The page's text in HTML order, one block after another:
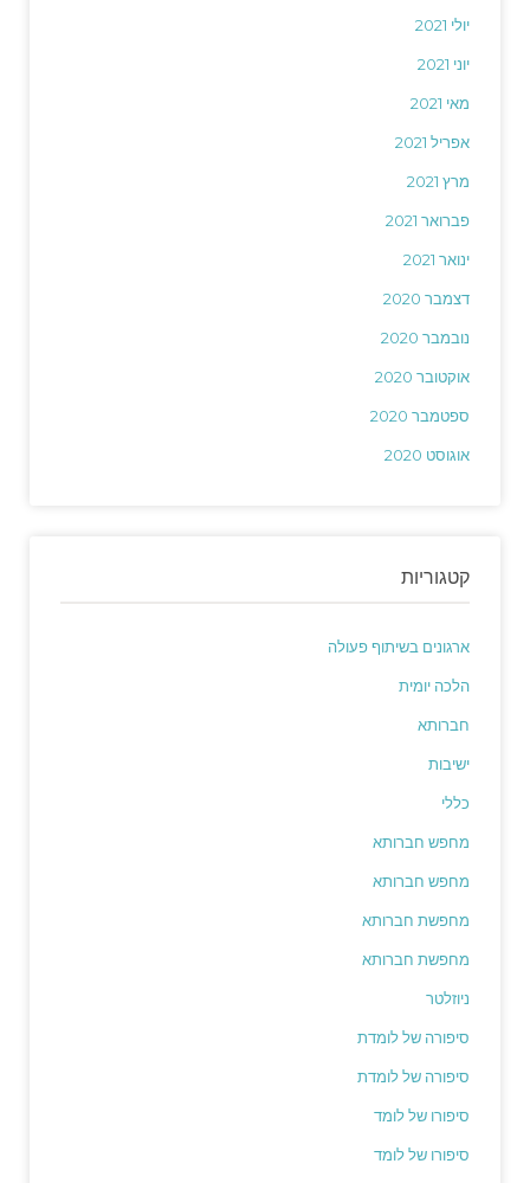
יולי 2021
יוני 2021
מאי 2021
אפריל 2021
מרץ 2021
פברואר 2021
ינואר 2021
דצמבר 2020
נובמבר 2020
אוקטובר 2020
ספטמבר 2020
אוגוסט 2020
קטגוריות
ארגונים בשיתוף פעולה
הלכה יומית
חברותא
ישיבות
כללי
מחפש חברותא
מחפש חברותא
מחפשת חברותא
מחפשת חברותא
ניוזלטר
סיפורה של לומדת
סיפורה של לומדת
סיפורו של לומד
סיפורו של לומד